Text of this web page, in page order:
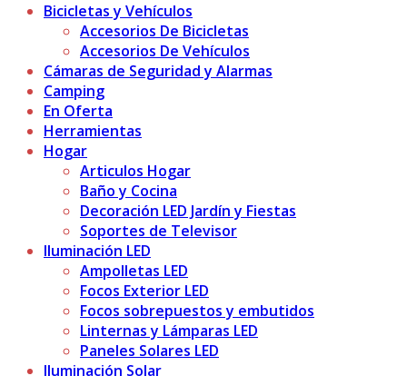
Bicicletas y Vehículos
Accesorios De Bicicletas
Accesorios De Vehículos
Cámaras de Seguridad y Alarmas
Camping
En Oferta
Herramientas
Hogar
Articulos Hogar
Baño y Cocina
Decoración LED Jardín y Fiestas
Soportes de Televisor
Iluminación LED
Ampolletas LED
Focos Exterior LED
Focos sobrepuestos y embutidos
Linternas y Lámparas LED
Paneles Solares LED
Iluminación Solar